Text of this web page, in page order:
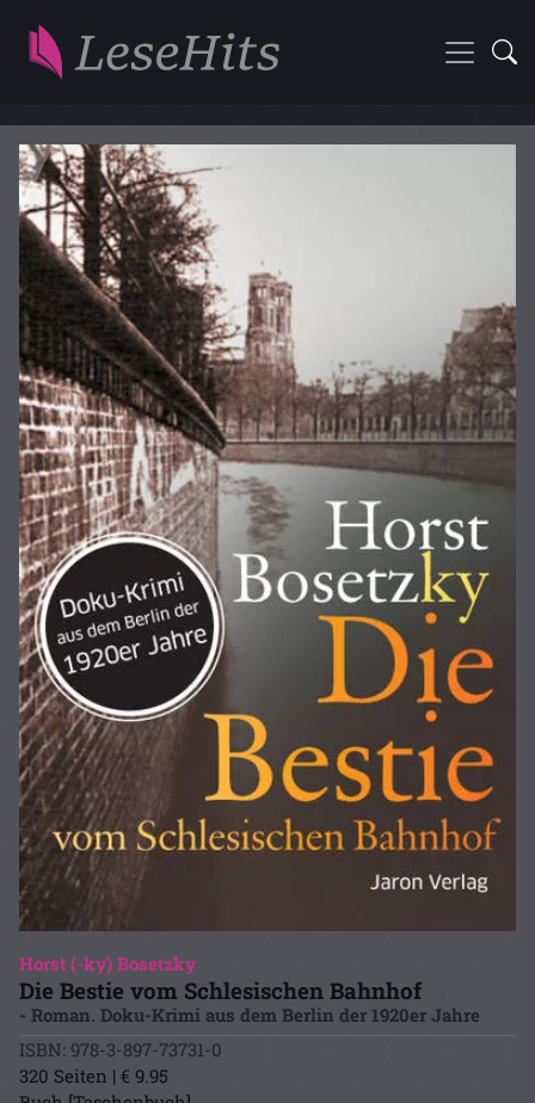
Horst (-ky) Bosetzky
Die Bestie vom Schlesischen Bahnhof
- Roman. Doku-Krimi aus dem Berlin der 1920er Jahre
ISBN: 978-3-897-73731-0
320 Seiten | € 9.95